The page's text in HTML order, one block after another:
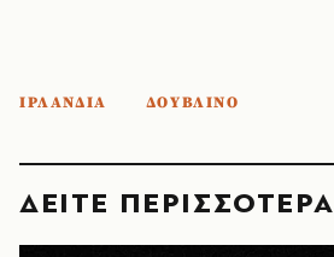
ΙΡΛΑΝΔΙΑ ΔΟΥΒΛΙΝΟ
ΔΕΙΤΕ ΠΕΡΙΣΣΟΤΕΡΑ